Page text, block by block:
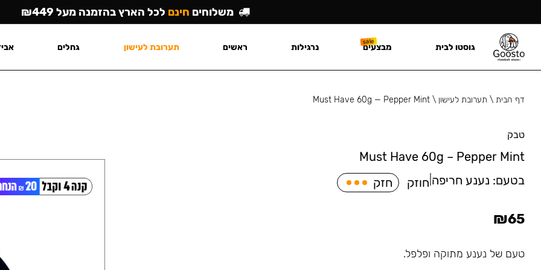
דף הבית\ תערובת לעישון \
Must Have 60g — Pepper Mint
טבק
Must Have 60g – Pepper Mint
בטעם: נענע חריפה חוזק חזק
₪65
טעם של נענע מתוקה ופלפל.
משלוחים חינם לכל הארץ בהזמנה מעל ₪449
גוסטו לבית מבצעים נרגילות ראשים תערובת לעישון גחלים